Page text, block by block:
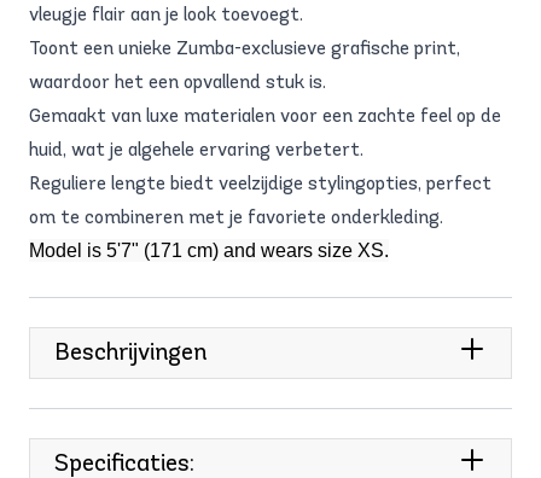
vleugje flair aan je look toevoegt.
Toont een unieke Zumba-exclusieve grafische print,
waardoor het een opvallend stuk is.
Gemaakt van luxe materialen voor een zachte feel op de
huid, wat je algehele ervaring verbetert.
Reguliere lengte biedt veelzijdige stylingopties, perfect
om te combineren met je favoriete onderkleding.
Model is 5'7" (171 cm) and wears size XS.
Beschrijvingen
Specificaties: